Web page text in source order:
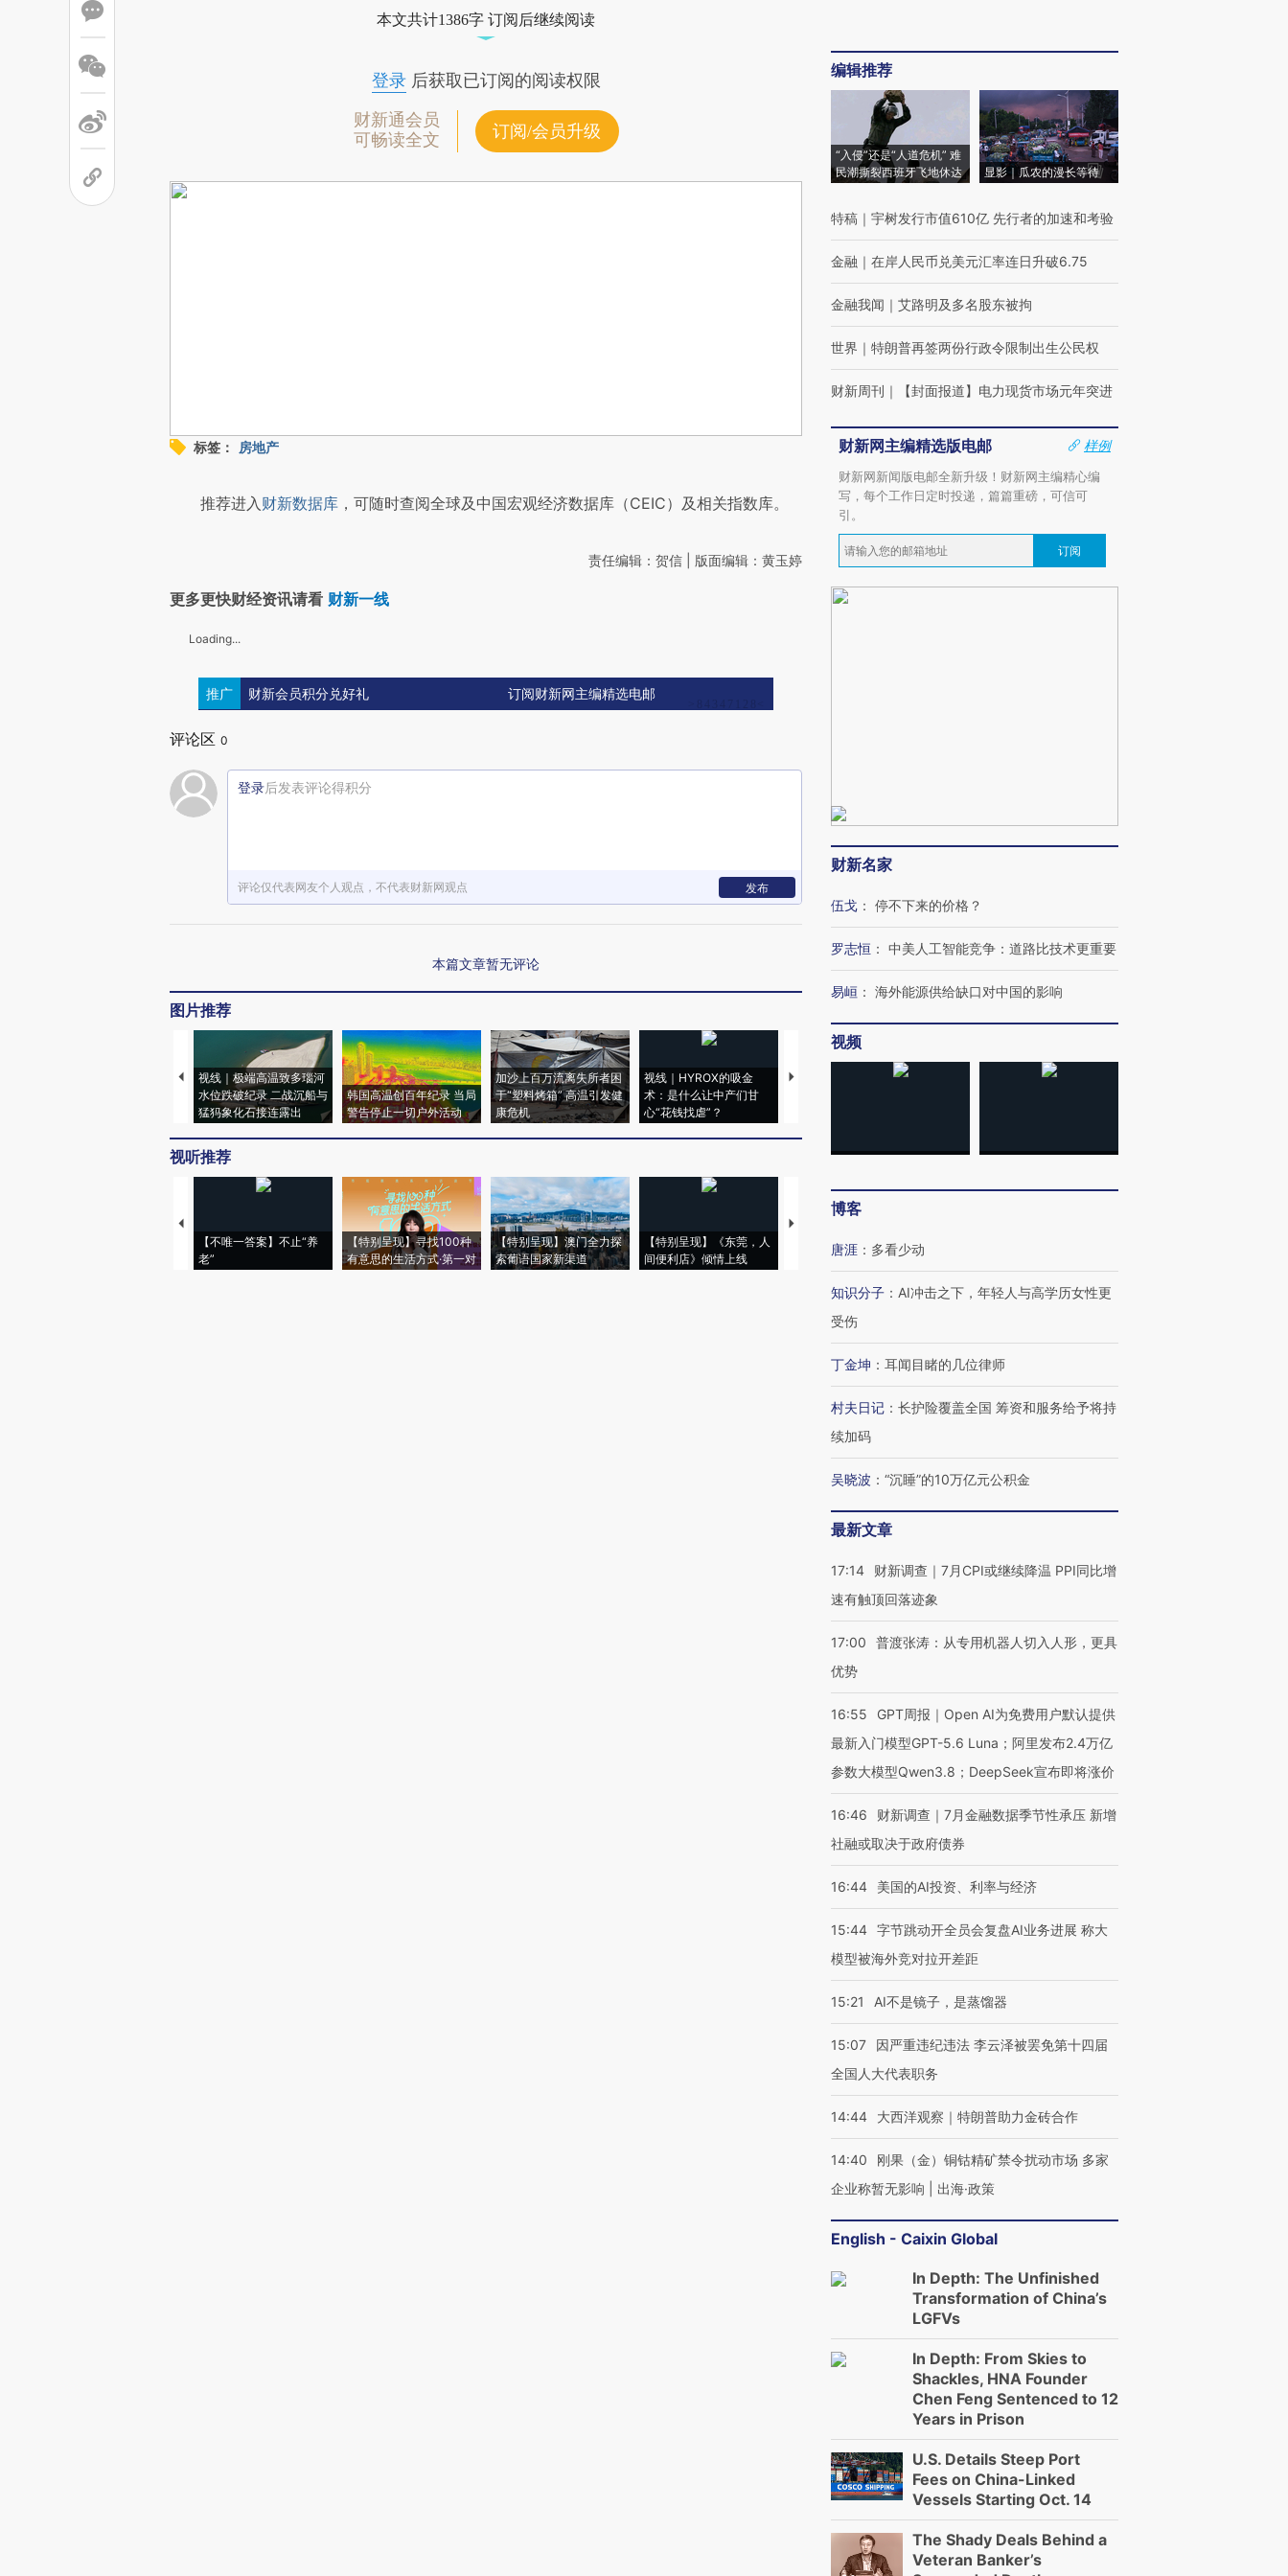
本文共计1386字 订阅后继续阅读
登录后获取已订阅的阅读权限
财新通会员
可畅读全文
订阅/会员升级
标签： 房地产
推荐进入财新数据库 ，可随时查阅全球及中国宏观经济数据库（CEIC）及相关指数库。
责任编辑：贺信 | 版面编辑：黄玉婷
更多更快财经资讯请看 财新一线
Loading...
推广 财新会员积分兑好礼 订阅财新网主编精选电邮
评论区 0
登录后发表评论得积分
评论仅代表网友个人观点，不代表财新网观点 发布
本篇文章暂无评论
图片推荐
视线｜极端高温致多瑙河
水位跌破纪录 二战沉船与
猛犸象化石接连露出
韩国高温创百年纪录 当局
警告停止一切户外活动
加沙上百万流离失所者困
于“塑料烤箱” 高温引发健
康危机
视线｜HYROX的吸金
术：是什么让中产们甘
心“花钱找虐”？
马航飞行员跨国走私7万
视线｜被称为“蟑螂”的印
视听推荐
【不唯一答案】不止“养
老”
【特别呈现】寻找100种
有意思的生活方式·第一对
【特别呈现】澳门全力探
索葡语国家新渠道
【特别呈现】《东莞，人
间便利店》倾情上线
【推广】走进第四届链博
会，让数智科技“链”接产
编辑推荐
“入侵”还是“人道危机” 难
民潮撕裂西班牙飞地休达
显影｜瓜农的漫长等待
特稿 ｜ 宇树发行市值610亿 先行者的加速和考验
金融 ｜ 在岸人民币兑美元汇率连日升破6.75
金融我闻 ｜ 艾路明及多名股东被拘
世界 ｜ 特朗普再签两份行政令限制出生公民权
财新周刊 ｜ 【封面报道】电力现货市场元年突进
财新网主编精选版电邮
样例
财新网新闻版电邮全新升级！财新网主编精心编
写，每个工作日定时投递，篇篇重磅，可信可
引。
订阅
财新名家
伍戈 ： 停不下来的价格？
罗志恒 ： 中美人工智能竞争：道路比技术更重要
易峘 ： 海外能源供给缺口对中国的影响
视频
博客
唐涯 ： 多看少动
知识分子 ： AI冲击之下，年轻人与高学历女性更
受伤
丁金坤 ： 耳闻目睹的几位律师
村夫日记 ： 长护险覆盖全国 筹资和服务给予将持
续加码
吴晓波 ： “沉睡”的10万亿元公积金
最新文章
17:14
财新调查｜7月CPI或继续降温 PPI同比增
速有触顶回落迹象
17:00
普渡张涛：从专用机器人切入人形，更具
优势
16:55
GPT周报｜Open AI为免费用户默认提供
最新入门模型GPT-5.6 Luna；阿里发布2.4万亿
参数大模型Qwen3.8；DeepSeek宣布即将涨价
16:46
财新调查｜7月金融数据季节性承压 新增
社融或取决于政府债券
16:44 美国的AI投资、利率与经济
15:44 字节跳动开全员会复盘AI业务进展 称大
模型被海外竞对拉开差距
15:21 AI不是镜子，是蒸馏器
15:07
因严重违纪违法 李云泽被罢免第十四届
全国人大代表职务
14:44 大西洋观察｜特朗普助力金砖合作
14:40
刚果（金）铜钴精矿禁令扰动市场 多家
企业称暂无影响 | 出海·政策
English - Caixin Global
In Depth: The Unfinished
Transformation of China’s
LGFVs
In Depth: From Skies to
Shackles, HNA Founder
Chen Feng Sentenced to 12
Years in Prison
U.S. Details Steep Port
Fees on China-Linked
Vessels Starting Oct. 14
The Shady Deals Behind a
Veteran Banker’s